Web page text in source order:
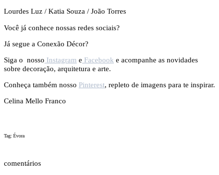
Lourdes Luz / Katia Souza / João Torres
Você já conhece nossas redes sociais?
Já segue a Conexão Décor?
Siga o nosso Instagram e Facebook e acompanhe as novidades
sobre decoração, arquitetura e arte.
Conheça também nosso Pinterest, repleto de imagens para te inspirar.
Celina Mello Franco
Tag: Évora
comentários